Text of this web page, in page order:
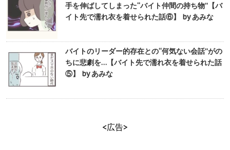
手を伸ばしてしまった“バイト仲間の持ち物”【バ
イト先で濡れ衣を着せられた話⑥】 by あみな
バイトのリーダー的存在との“何気ない会話”がの
ちに悲劇を…【バイト先で濡れ衣を着せられた話
⑤】 by あみな
<広告>